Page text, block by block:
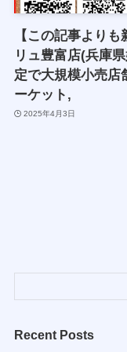
【この記事より
リュ豊富店(兵庫
定で大規模小売店
ーケット,
2025年4月3日
Recent Posts